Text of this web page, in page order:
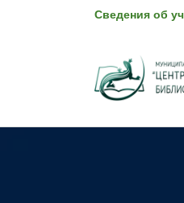
Сведения об